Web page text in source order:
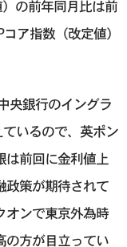
の前年同月比は前
ア指数（改定値）
央銀行のイングラ
いるので、英ポン
は前回に金利値上
政策が期待されて
オンで東京外為時
の方が目立ってい